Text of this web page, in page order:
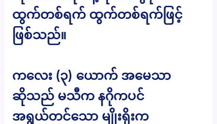
ထွက်တစ်ရက် ထွက်တစ်ရက်ဖြင့်
ဖြစ်သည်။
ကလေး (၃) ယောက် အမေသာ
ဆိုသည် မသီက နဂိုကပင်
အရွယ်တင်သော မျိုးရိုးက